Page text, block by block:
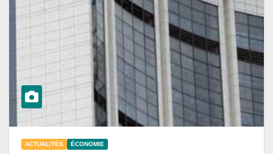
ACTUALITÉS ÉCONOMIE